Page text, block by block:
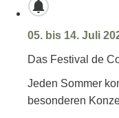
05. bis 14. Juli
Das Festival de
Jeden Sommer
besonderen